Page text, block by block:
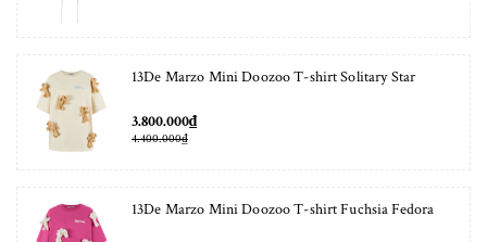
13De Marzo Mini Doozoo T-shirt Solitary Star
3.800.000₫
4.400.000₫
13De Marzo Mini Doozoo T-shirt Fuchsia Fedora